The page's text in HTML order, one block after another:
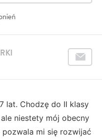
lat. Chodzę do II klasy
niestety mój obecny
mi się rozwijać